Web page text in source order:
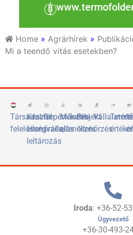
Home » Agrárhírek »
Mi a teendő vitás esetekben?
Társadalmi
felelősségvállalás
Készlet
ellenőrzés,
leltározás
Gépértékelés
Műszaki
ellenőrzés
Projekt
ellenőrzés
Iroda: +36-52-
Ügyvezető
+36-30-493-